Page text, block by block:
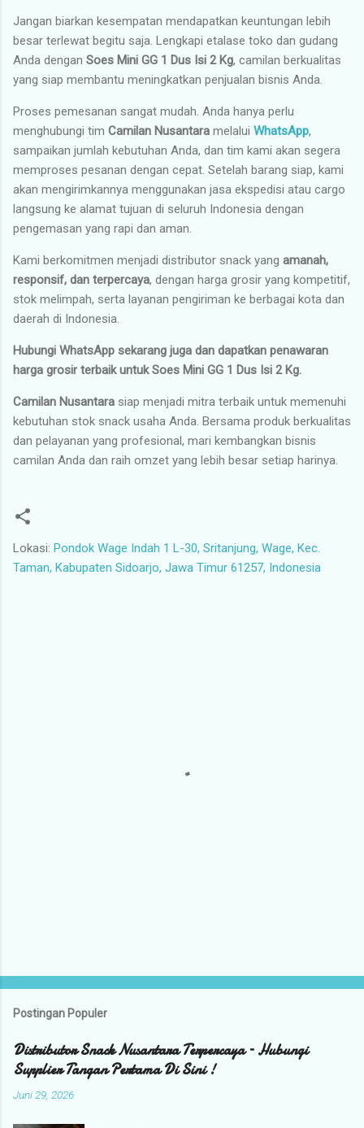
Jangan biarkan kesempatan mendapatkan keuntungan lebih
besar terlewat begitu saja. Lengkapi etalase toko dan gudang
Anda dengan Soes Mini GG 1 Dus Isi 2 Kg, camilan berkualitas
yang siap membantu meningkatkan penjualan bisnis Anda.
Proses pemesanan sangat mudah. Anda hanya perlu
menghubungi tim Camilan Nusantara melalui WhatsApp,
sampaikan jumlah kebutuhan Anda, dan tim kami akan segera
memproses pesanan dengan cepat. Setelah barang siap, kami
akan mengirimkannya menggunakan jasa ekspedisi atau cargo
langsung ke alamat tujuan di seluruh Indonesia dengan
pengemasan yang rapi dan aman.
Kami berkomitmen menjadi distributor snack yang amanah,
responsif, dan terpercaya, dengan harga grosir yang kompetitif,
stok melimpah, serta layanan pengiriman ke berbagai kota dan
daerah di Indonesia.
Hubungi WhatsApp sekarang juga dan dapatkan penawaran
harga grosir terbaik untuk Soes Mini GG 1 Dus Isi 2 Kg.
Camilan Nusantara siap menjadi mitra terbaik untuk memenuhi
kebutuhan stok snack usaha Anda. Bersama produk berkualitas
dan pelayanan yang profesional, mari kembangkan bisnis
camilan Anda dan raih omzet yang lebih besar setiap harinya.
Lokasi: Pondok Wage Indah 1 L-30, Sritanjung, Wage, Kec.
Taman, Kabupaten Sidoarjo, Jawa Timur 61257, Indonesia
Postingan Populer
Distributor Snack Nusantara Terpercaya – Hubungi
Supplier Tangan Pertama Di Sini !
Juni 29, 2026